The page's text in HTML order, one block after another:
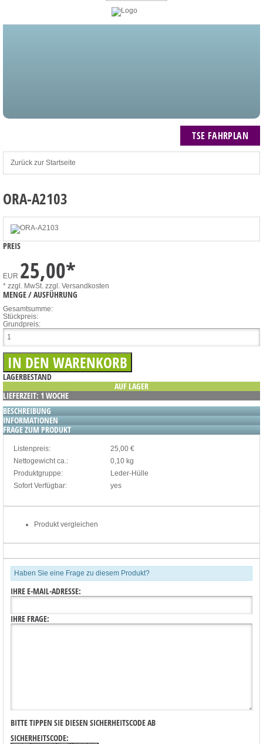
TSE FAHRPLAN
Zurück zur Startseite
ORA-A2103
PREIS
EUR 25,00*
* zzgl. MwSt. zzgl. Versandkosten
MENGE / AUSFÜHRUNG
Gesamtsumme:
Stückpreis:
Grundpreis:
LAGERBESTAND
AUF LAGER
LIEFERZEIT: 1 WOCHE
BESCHREIBUNG
INFORMATIONEN
FRAGE ZUM PRODUKT
Listenpreis:
25,00 €
Nettogewicht ca.:
0,10 kg
Produktgruppe:
Leder-Hülle
Sofort Verfügbar:
yes
Produkt vergleichen
Haben Sie eine Frage zu diesem Produkt?
IHRE E-MAIL-ADRESSE:
IHRE FRAGE:
BITTE TIPPEN SIE DIESEN SICHERHEITSCODE AB
SICHERHEITSCODE: